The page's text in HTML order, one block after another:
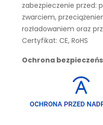
zabezpieczenie przed:
zwarciem,
rozładowaniem oraz
Certyfikat: CE, RoHS
Ochrona